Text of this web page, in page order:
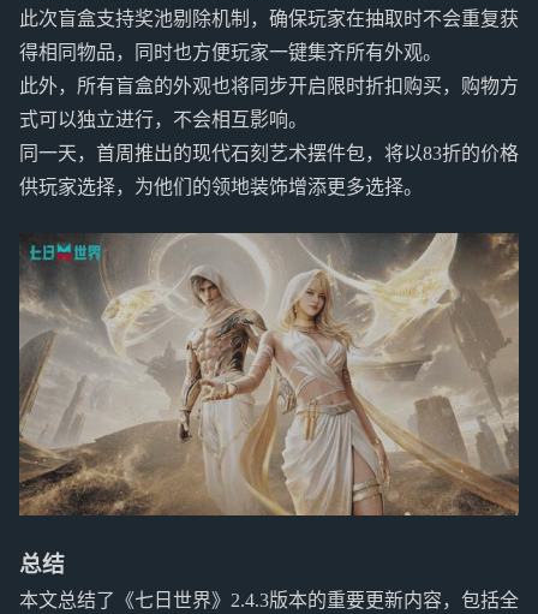
此次盲盒支持奖池剔除机制，确保玩家在抽取时不会重复获
得相同物品，同时也方便玩家一键集齐所有外观。
此外，所有盲盒的外观也将同步开启限时折扣购买，购物方
式可以独立进行，不会相互影响。
同一天，首周推出的现代石刻艺术摆件包，将以83折的价格
供玩家选择，为他们的领地装饰增添更多选择。
总结
本文总结了《七日世界》2.4.3版本的重要更新内容，包括全